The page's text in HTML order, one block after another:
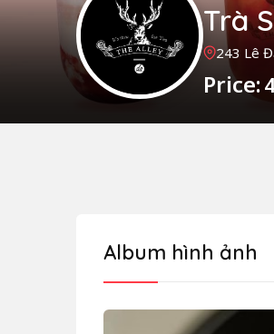
Trà
243 Lê
Price:
Album hình ảnh